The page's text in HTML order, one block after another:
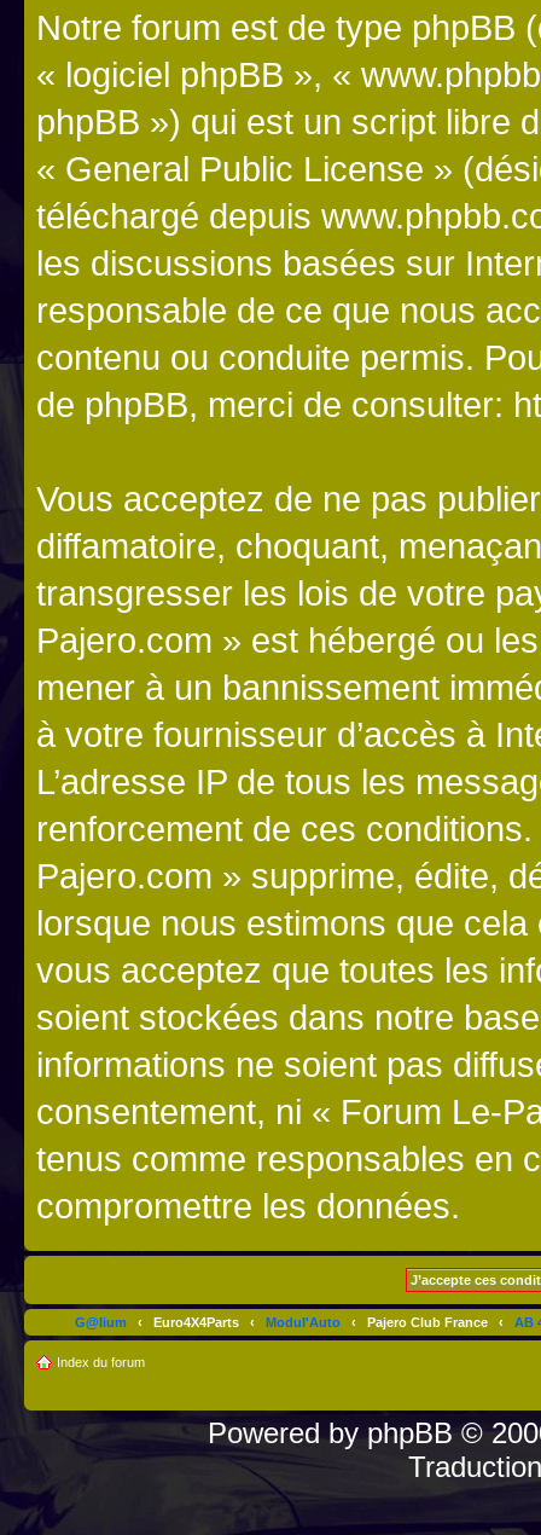
Notre forum est de type phpBB
« logiciel phpBB », «
phpBB ») qui est un script libre
« General Public License »
téléchargé depuis
les discussions basées sur
responsable de ce que nous
contenu ou conduite permis.
de phpBB, merci de consulter:
Vous acceptez de ne pas
diffamatoire, choquant,
transgresser les lois de votre
Pajero.com » est hébergé ou
mener à un bannissement
à votre fournisseur d’accès à
L’adresse IP de tous les
renforcement de ces
Pajero.com » supprime, édite,
lorsque nous estimons que cela
vous acceptez que toutes les
soient stockées dans notre
informations ne soient pas
consentement, ni « Forum Le-
tenus comme responsables en
compromettre les données.
G@lium ‹ Euro4X4Parts ‹ Modul'Auto ‹ Pajero Club France ‹ AB
Index du forum
Powered byphpBB©